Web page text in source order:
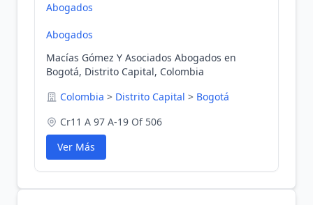
Abogados
Abogados
Macías Gómez Y Asociados Abogados en
Bogotá, Distrito Capital, Colombia
Colombia > Distrito Capital > Bogotá
Cr11 A 97 A-19 Of 506
Ver Más